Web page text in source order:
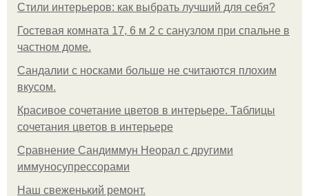
Стили интерьеров: как выбрать лучший для себя?
Гостевая комната 17, 6 м 2 с санузлом при спальне в
частном доме.
Сандалии с носками больше не считаются плохим
вкусом.
Красивое сочетание цветов в интерьере. Таблицы
сочетания цветов в интерьере
Сравнение Сандиммун Неорал с другими
иммуносупрессорами
Наш свеженький ремонт.